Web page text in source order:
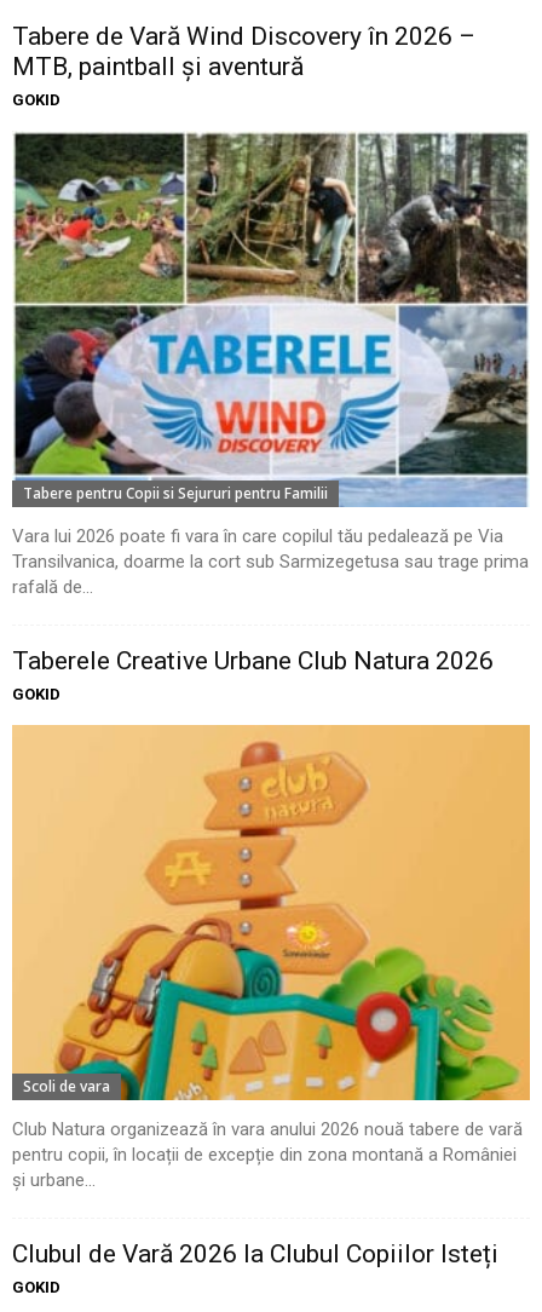
Tabere de Vară Wind Discovery în 2026 –
MTB, paintball și aventură
GOKID
Tabere pentru Copii si Sejururi pentru Familii
Vara lui 2026 poate fi vara în care copilul tău pedalează pe Via
Transilvanica, doarme la cort sub Sarmizegetusa sau trage prima
rafală de...
Taberele Creative Urbane Club Natura 2026
GOKID
Scoli de vara
Club Natura organizează în vara anului 2026 nouă tabere de vară
pentru copii, în locații de excepție din zona montană a României
și urbane...
Clubul de Vară 2026 la Clubul Copiilor Isteți
GOKID